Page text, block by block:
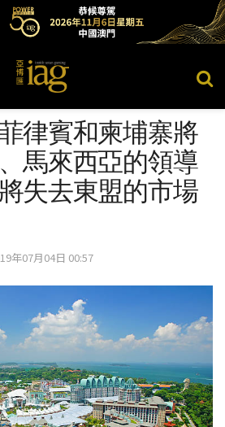
律賓和柬埔寨將
馬來西亞的領導
失去東盟的市場
年07月04日 00:57